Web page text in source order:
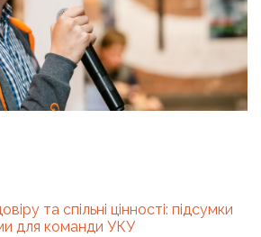
та спільні цінності: підсумки
для команди УКУ